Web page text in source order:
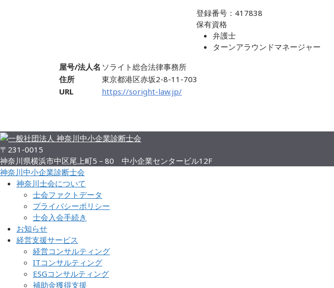
登録番号：417838
保有資格
弁護士
ターンアラウンドマネージャー
屋号/法人名 ソライト総合法律事務所
住所
東京都港区赤坂2-8-11-703
URL
https://soright-law.jp/
〒231-0015
神奈川県横浜市中区尾上町5－80 中小企業センタービル12F
神奈川中小企業診断士会
神奈川士会について
士会ファクトデータ
プライバシーポリシー
士会入会手続き
お知らせ
経営支援サービス
経営コンサルティング
ITコンサルティング
ESGコンサルティング
補助金獲得支援